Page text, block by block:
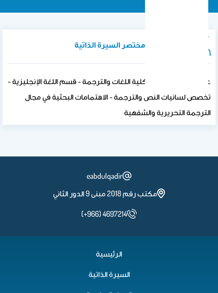
نبذة تعريفية / مختصر السيرة الذاتية
عضو هيئة التدريس بكلية اللغات والترجمة - قسم اللغة الإنجليزية -
تخصص لسانيات النص والترجمة - الاهتمامات البحثية في مجال
الترجمة التحريرية والشفهية
eabdulqadir
مكتب رقم 2018 مبنى 9 الدور الثاني
(+966) 4697214
الرئيسية
السيرة الذاتية